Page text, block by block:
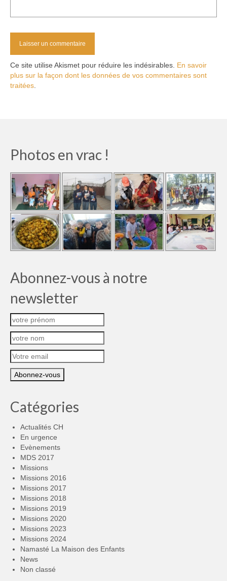
Ce site utilise Akismet pour réduire les indésirables. En savoir
plus sur la façon dont les données de vos commentaires sont
traitées
Photos en vrac !
Abonnez-vous à notre
newsletter
Catégories
Actualités CH
En urgence
Evènements
MDS 2017
Missions
Missions 2016
Missions 2017
Missions 2018
Missions 2019
Missions 2020
Missions 2023
Missions 2024
Namasté La Maison des Enfants
News
Non classé